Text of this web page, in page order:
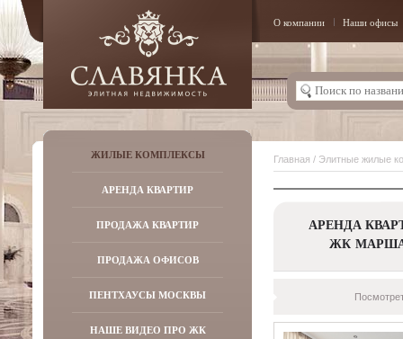
О компании Наши офисы
ЖИЛЫЕ КОМПЛЕКСЫ
АРЕНДА КВАРТИР
ПРОДАЖА КВАРТИР
ПРОДАЖА ОФИСОВ
ПЕНТХАУСЫ МОСКВЫ
НАШЕ ВИДЕО ПРО ЖК
Главная / Элитные жилые
АРЕНДА
ЖК